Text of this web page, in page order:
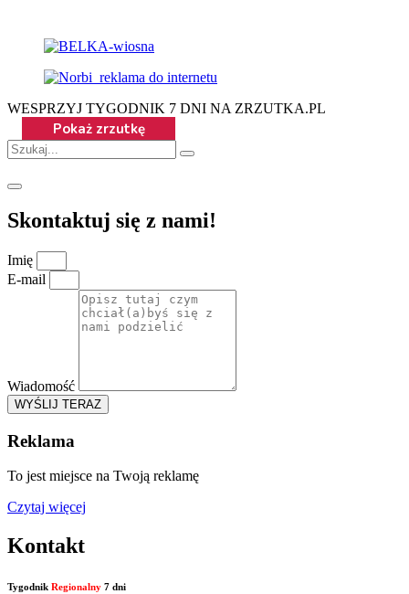
WESPRZYJ TYGODNIK 7 DNI NA ZRZUTKA.PL
Skontaktuj się z nami!
Imię
E-mail
Wiadomość
WYŚLIJ TERAZ
Reklama
To jest miejsce na Twoją reklamę
Czytaj więcej
Kontakt
Tygodnik Regionalny 7 dni